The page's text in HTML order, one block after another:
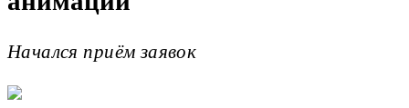
Начался приём заявок